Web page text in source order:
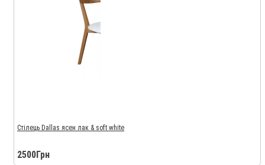
Стілець Dallas ясен лак & soft white
2500Грн